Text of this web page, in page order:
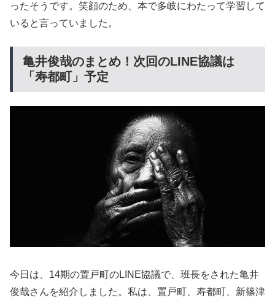
ったそうです。笑顔のため、本で多岐にわたって学習して
いると言っていました。
亀井俊哉のまとめ！次回のLINE協議は
「寿都町」予定
今日は、14期の置戸町のLINE協議で、班長をされた亀井
俊哉さんを紹介しました。私は、置戸町、寿都町、新篠津